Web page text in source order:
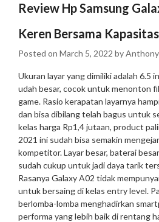
Review Hp Samsung
Keren Bersama
Posted on March 5, 2022 by
Ukuran layar yang dimiliki adalah 6.5
udah besar, cocok untuk menonton
game. Rasio kerapatan layarnya
dan bisa dibilang telah bagus untuk
kelas harga Rp1,4 jutaan, product
2021 ini sudah bisa semakin
kompetitor. Layar besar, baterai
sudah cukup untuk jadi daya tarik
Rasanya Galaxy A02 tidak
untuk bersaing di kelas entry level.
berlomba-lomba menghadirkan
performa yang lebih baik di rentang